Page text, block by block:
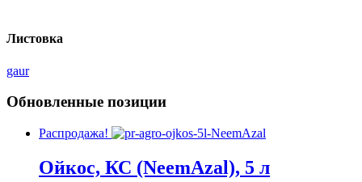
Листовка
gaur
Обновленные позиции
Распродажа!
Ойкос, КС (NeemAzal), 5 л